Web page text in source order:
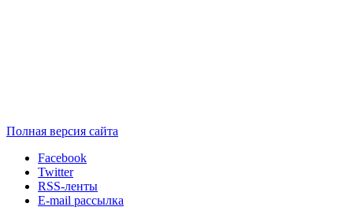
Полная версия сайта
Facebook
Twitter
RSS-ленты
E-mail рассылка